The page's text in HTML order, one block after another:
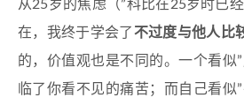
从25岁的焦虑（”科比在25岁时已
在，我终于学会了 不过度与他人比
的，价值观也是不同的。一个看似
临了你看不见的痛苦；而自己看似